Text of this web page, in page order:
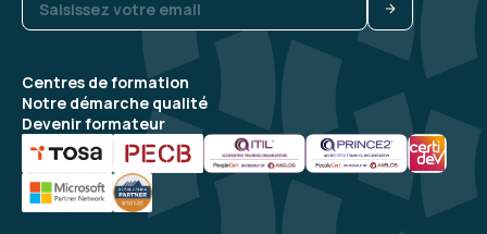
Centres de formation
Notre démarche qualité
Devenir formateur